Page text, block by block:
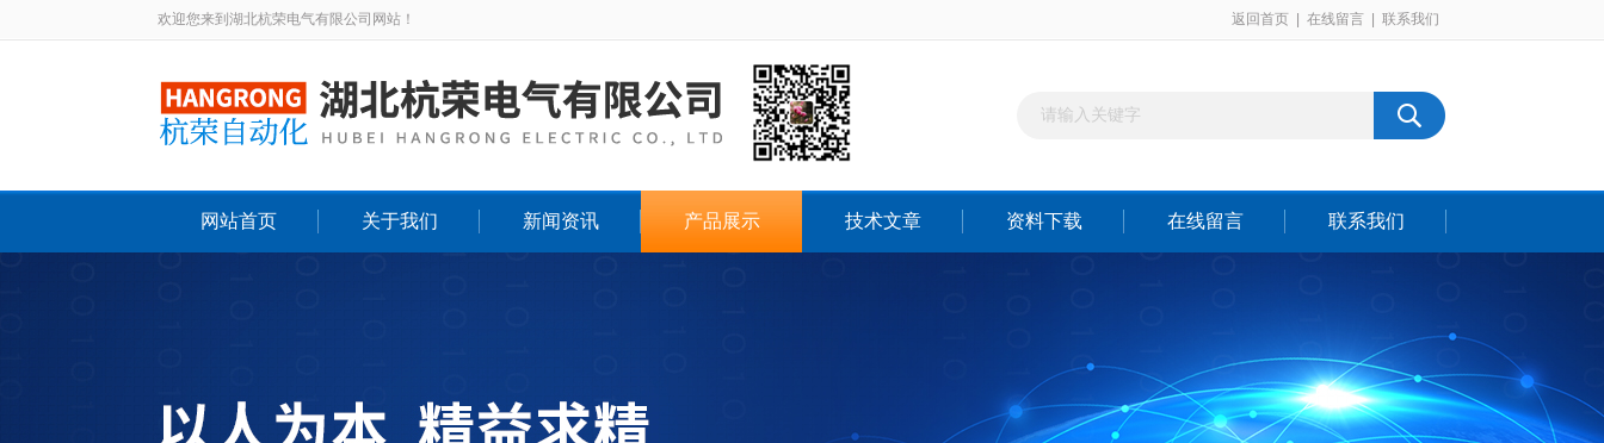
欢迎您来到湖北杭荣电气有限公司网站！ 返回首页 在线留言 联系我们
网站首页 关于我们 新闻资讯 产品展示 技术文章 资料下载 在线留言 联系我们